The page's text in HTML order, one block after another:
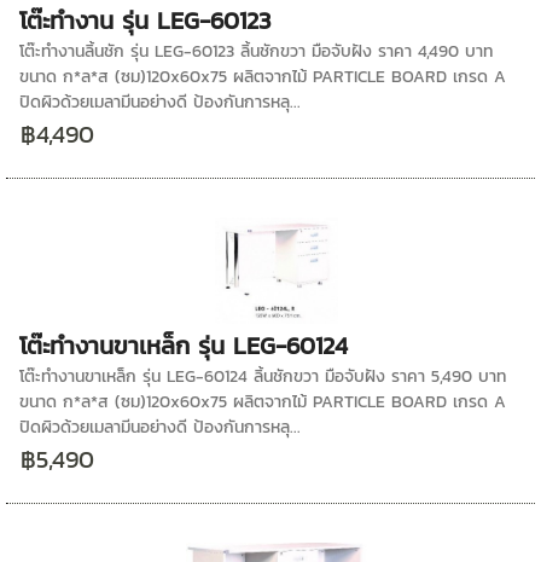
โต๊ะทำงาน รุ่น LEG-60123
โต๊ะทำงานลิ้นชัก รุ่น LEG-60123 ลิ้นชักขวา มือจับฝัง ราคา 4,490 บาท
ขนาด ก*ล*ส (ซม)120x60x75 ผลิตจากไม้ PARTICLE BOARD เกรด A
ปิดผิวด้วยเมลามีนอย่างดี ป้องกันการหลุ...
฿4,490
โต๊ะทำงานขาเหล็ก รุ่น LEG-60124
โต๊ะทำงานขาเหล็ก รุ่น LEG-60124 ลิ้นชักขวา มือจับฝัง ราคา 5,490 บาท
ขนาด ก*ล*ส (ซม)120x60x75 ผลิตจากไม้ PARTICLE BOARD เกรด A
ปิดผิวด้วยเมลามีนอย่างดี ป้องกันการหลุ...
฿5,490